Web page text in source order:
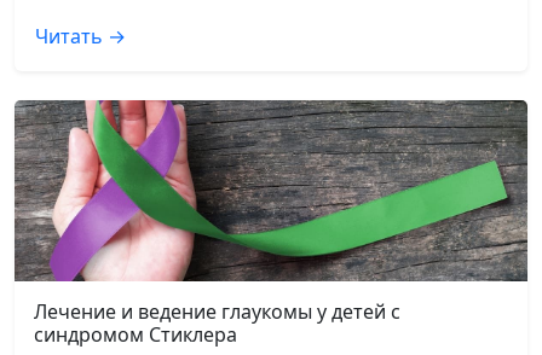
Читать →
Лечение и ведение глаукомы у детей с
синдромом Стиклера